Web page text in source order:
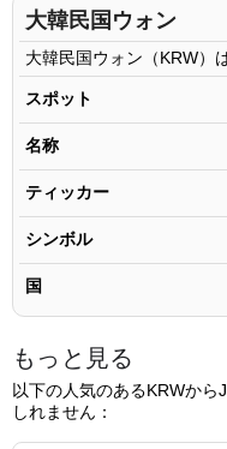
114000.11ウォン
114000.12ウォン
114000.13ウォン
114000.14ウォン
114000.15ウォン
114000.16ウォン
114000.18ウォン
114000.20ウォン
114000.21ウォン
大韓民国ウォン
大韓民国ウォン（KRW）
スポット
名称
ティッカー
シンボル
国
もっと見る
以下の人気のあるKRWから
しれません：